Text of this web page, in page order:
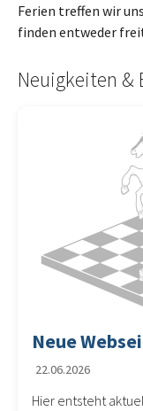
Ferien treffen wir
finden entweder
Neuigkeiten &
Neue
22.06.2026
Hier entsteht